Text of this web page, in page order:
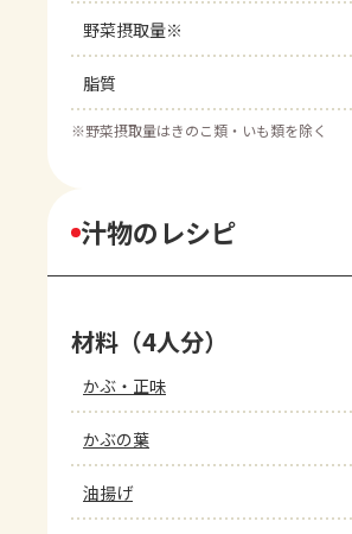
野菜摂取量※
脂質
※野菜摂取量はきのこ類・いも類を除く
汁物のレシピ
材料（4人分）
かぶ・正味
かぶの葉
油揚げ